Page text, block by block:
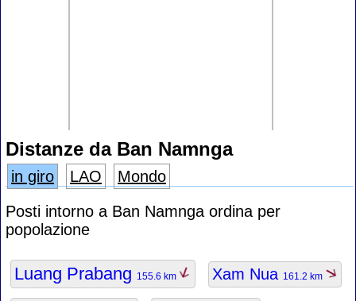
Distanze da Ban Namnga
in giro LAO
Mondo
Posti intorno a Ban Namnga ordina per
popolazione
Luang Prabang 155.6 km Xam Nua 161.2 km